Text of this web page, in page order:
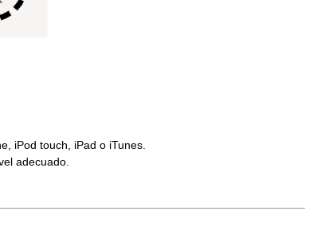
iPod touch, iPad o iTunes.
adecuado.